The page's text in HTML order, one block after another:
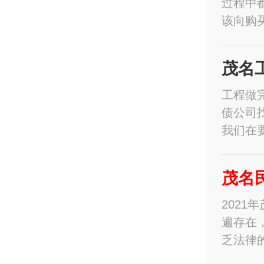
过程中
该向购
茂名
工程做
债公司
我们在
茂名
2021年
遍存在
乏法律